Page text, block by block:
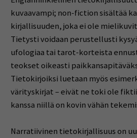
kuvaavampi; non-fiction sisältää
kirjallisuuden, joka ei ole
Tietysti voidaan perustellusti
ufologiaa tai tarot-korteista
teokset oikeasti
Tietokirjoiksi luetaan myös
värityskirjat – eivät ne toki ole
kanssa niillä on kovin vähän
Narratiivinen tietokirjallisuus on